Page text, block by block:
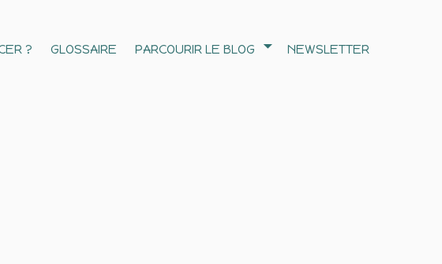
? GLOSSAIRE PARCOURIR LE BLOG NEWSLETTER